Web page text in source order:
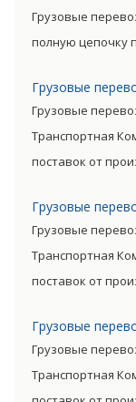
Грузовые
полную цепочку
поставки
существенно
Грузовые
Грузовые
Транспортная
поставок от
позволяют
существенно
Грузовые
Грузовые
Транспортная
поставок от
позволяют
существенно
Грузовые
Грузовые
Транспортная